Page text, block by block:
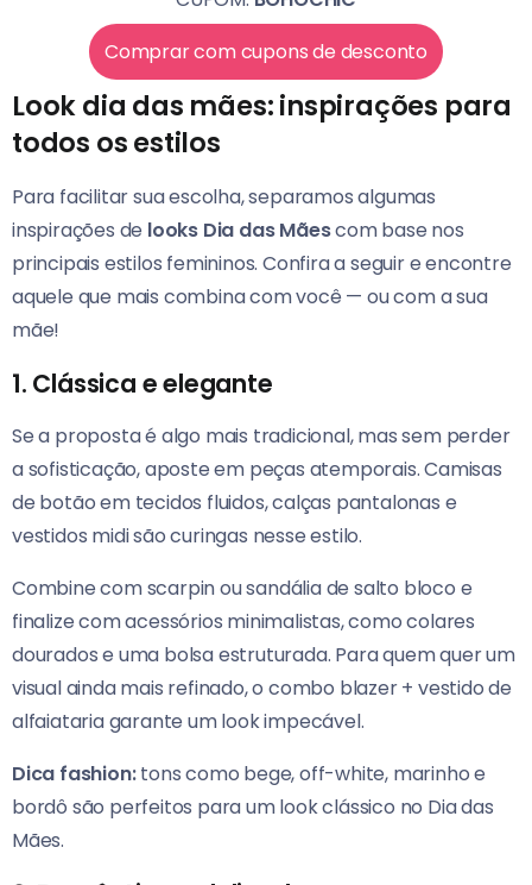
Comprar com cupons de desconto
Look dia das mães: inspirações para
todos os estilos
Para facilitar sua escolha, separamos algumas
inspirações de looks Dia das Mãescom base nos
principais estilos femininos. Confira a seguir e encontre
aquele que mais combina com você — ou com a sua
mãe!
1. Clássica e elegante
Se a proposta é algo mais tradicional, mas sem perder
a sofisticação, aposte em peças atemporais. Camisas
de botão em tecidos fluidos, calças pantalonas e
vestidos midi são curingas nesse estilo.
Combine com scarpin ou sandália de salto bloco e
finalize com acessórios minimalistas, como colares
dourados e uma bolsa estruturada. Para quem quer um
visual ainda mais refinado, o combo blazer + vestido de
alfaiataria garante um look impecável.
Dica fashion:tons como bege, off-white, marinho e
bordô são perfeitos para um look clássico no Dia das
Mães.